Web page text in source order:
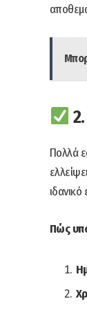
Πολλά
Πώς